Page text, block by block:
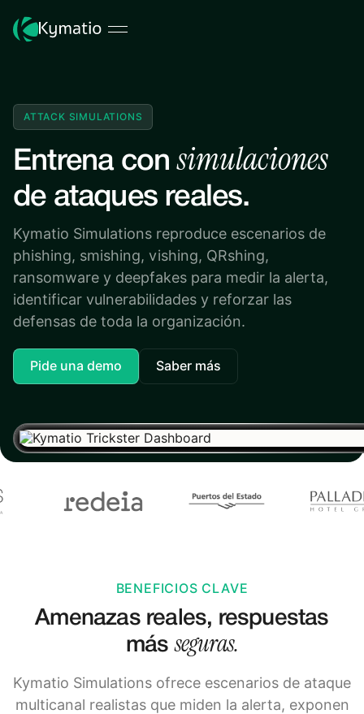
ATTACK SIMULATIONS
Entrena consimulaciones
de ataques reales.
Kymatio Simulations reproduce escenarios de
phishing, smishing, vishing, QRshing,
ransomware y deepfakes para medir la alerta,
identificar vulnerabilidades y reforzar las
defensas de toda la organización.
Pide una demo Saber más
BENEFICIOS CLAVE
Amenazas reales, respuestas
másseguras.
Kymatio Simulations ofrece escenarios de ataque
multicanal realistas que miden la alerta, exponen